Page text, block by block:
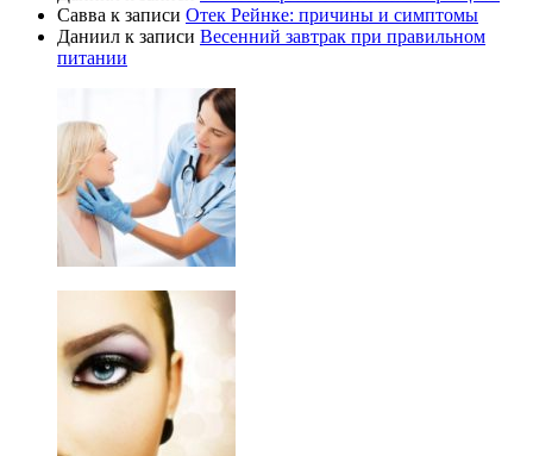
Савва к записи Отек Рейнке: причины и симптомы
Даниил к записи Весенний завтрак при правильном
питании